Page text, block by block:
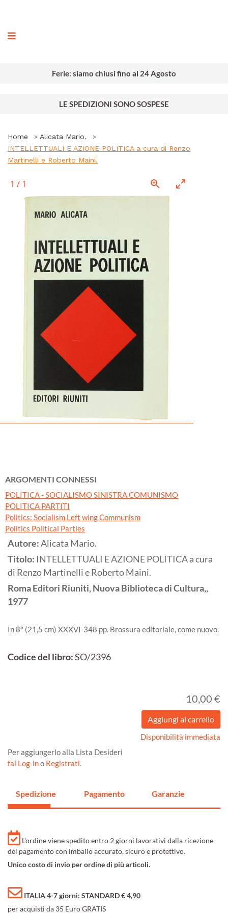
Ferie: siamo chiusi fino al 24 Agosto
LE SPEDIZIONI SONO SOSPESE
Home
Alicata Mario.
INTELLETTUALI E AZIONE POLITICA a cura di Renzo
Martinelli e Roberto Maini.
1 / 1
ARGOMENTI CONNESSI
POLITICA - SOCIALISMO SINISTRA COMUNISMO
POLITICA PARTITI
Politics: Socialism Left wing Communism
Politics Political Parties
Autore:Alicata Mario.
Titolo: INTELLETTUALI E AZIONE POLITICA a cura
di Renzo Martinelli e Roberto Maini.
RomaEditori Riuniti, Nuova Biblioteca di Cultura,,
1977
In 8º (21,5 cm) XXXVI-348 pp. Brossura editoriale, come nuovo.
Codice del libro:SO/2396
10,00 €
Disponibilità immediata
Per aggiungerlo alla Lista Desideri
fai Log-ino Registrati.
Spedizione Pagamento Garanzie
L'ordine viene spedito entro 2 giorni lavorativi dalla ricezione
del pagamento con imballo accurato, sicuro e protettivo.
Unico costo di invio per ordine di più articoli.
ITALIA 4-7 giorni: STANDARD € 4,90
per acquisti da 35 Euro GRATIS